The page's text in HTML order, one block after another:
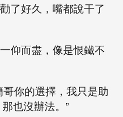
了好久，嘴都說干了
仰而盡，像是恨鐵不
哥你的選擇，我只是助
也沒辦法。”